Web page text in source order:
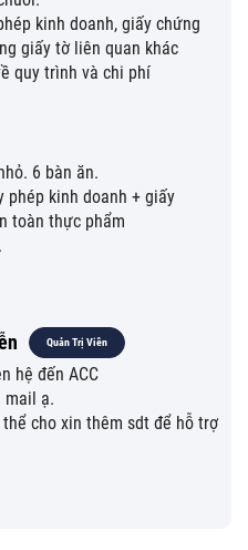
kinh doanh, giấy chứng
giấy tờ liên quan khác
quy trình và chi phí
6 bàn ăn.
phép kinh doanh + giấy
toàn thực phẩm
Quản Trị Viên
hệ đến ACC
mail ạ.
cho xin thêm sdt để hỗ trợ